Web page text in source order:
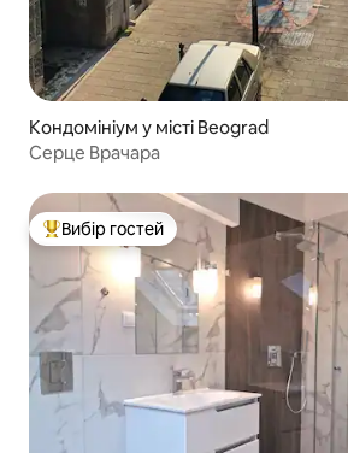
Кондомініум у місті Beograd
Серце Врачара
Топ вибір гостей
Вибір гостей